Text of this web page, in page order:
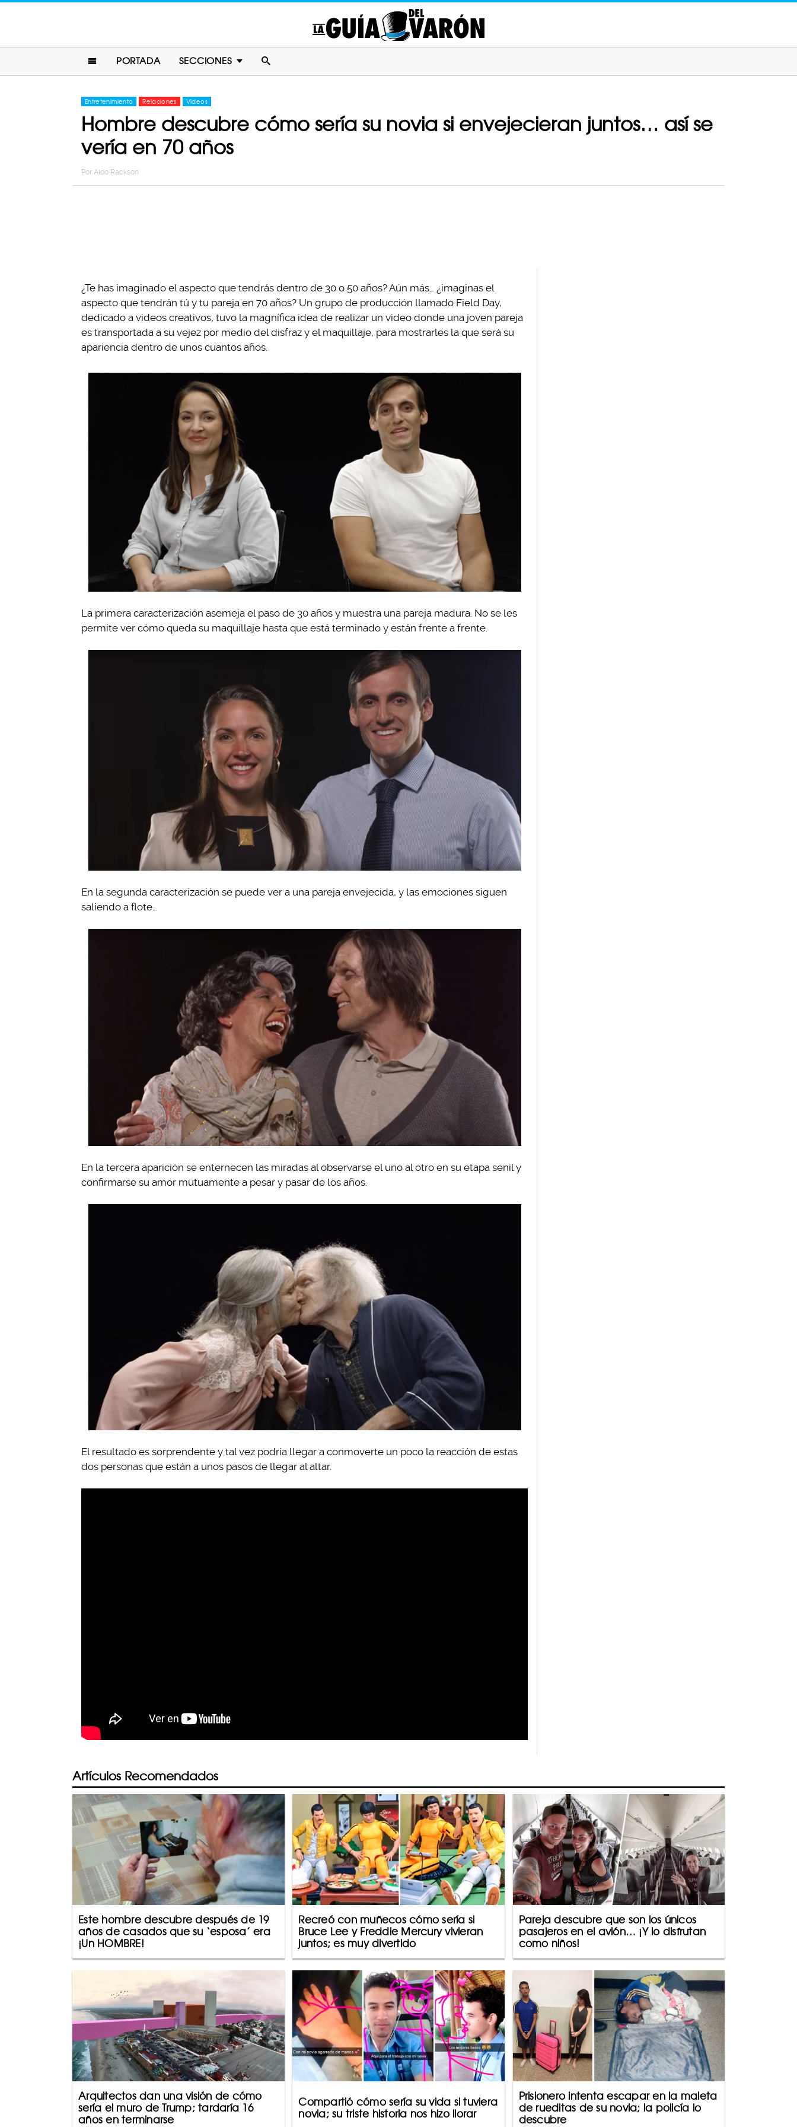
PORTADA SECCIONES
Entretenimiento Relaciones Videos
Hombre descubre cómo sería su novia si envejecieran juntos… así se
vería en 70 años
Por Aldo Rackson
¿Te has imaginado el aspecto que tendrás dentro de 30 o 50 años? Aún más… ¿imaginas el
aspecto que tendrán tú y tu pareja en 70 años? Un grupo de producción llamado Field Day,
dedicado a videos creativos, tuvo la magnífica idea de realizar un video donde una joven pareja
es transportada a su vejez por medio del disfraz y el maquillaje, para mostrarles la que será su
apariencia dentro de unos cuantos años.
La primera caracterización asemeja el paso de 30 años y muestra una pareja madura. No se les
permite ver cómo queda su maquillaje hasta que está terminado y están frente a frente.
En la segunda caracterización se puede ver a una pareja envejecida, y las emociones siguen
saliendo a flote…
En la tercera aparición se enternecen las miradas al observarse el uno al otro en su etapa senil y
confirmarse su amor mutuamente a pesar y pasar de los años.
El resultado es sorprendente y tal vez podría llegar a conmoverte un poco la reacción de estas
dos personas que están a unos pasos de llegar al altar.
Artículos Recomendados
Este hombre descubre después de 19
años de casados que su ‘esposa’ era
¡Un HOMBRE!
Recreó con muñecos cómo sería si
Bruce Lee y Freddie Mercury vivieran
juntos; es muy divertido
Pareja descubre que son los únicos
pasajeros en el avión… ¡Y lo disfrutan
como niños!
Arquitectos dan una visión de cómo
sería el muro de Trump; tardaría 16
años en terminarse
Compartió cómo sería su vida si tuviera
novia; su triste historia nos hizo llorar
Prisionero intenta escapar en la maleta
de rueditas de su novia; la policía lo
descubre